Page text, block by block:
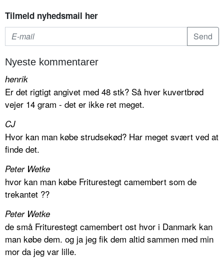
Tilmeld nyhedsmail her
Nyeste kommentarer
henrik
Er det rigtigt angivet med 48 stk? Så hver kuvertbrød
vejer 14 gram - det er ikke ret meget.
CJ
Hvor kan man købe strudsekød? Har meget svært ved at
finde det.
Peter Wetke
hvor kan man købe Friturestegt camembert som de
trekantet ??
Peter Wetke
de små Friturestegt camembert ost hvor i Danmark kan
man købe dem. og ja jeg fik dem altid sammen med min
mor da jeg var lille.